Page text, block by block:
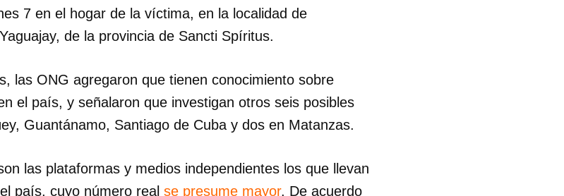
7 en el hogar de la víctima, en la localidad de
de la provincia de Sancti Spíritus.
las ONG agregaron que tienen conocimiento sobre
el país, y señalaron que investigan otros seis posibles
Guantánamo, Santiago de Cuba y dos en Matanzas.
las plataformas y medios independientes los que llevan
país, cuyo número real se presume mayor. De acuerdo